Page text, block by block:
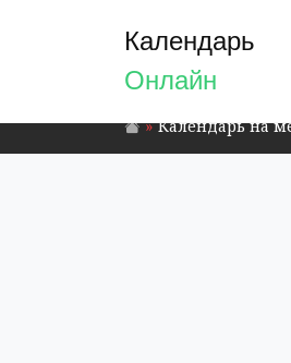
Календарь
Онлайн
Календарь на